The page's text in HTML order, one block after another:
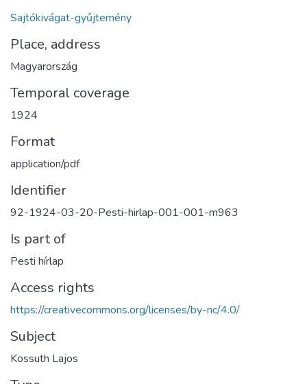
Sajtókivágat-gyűjtemény
Place, address
Magyarország
Temporal coverage
1924
Format
application/pdf
Identifier
92-1924-03-20-Pesti-hirlap-001-001-m963
Is part of
Pesti hírlap
Access rights
https://creativecommons.org/licenses/by-nc/4.0/
Subject
Kossuth Lajos